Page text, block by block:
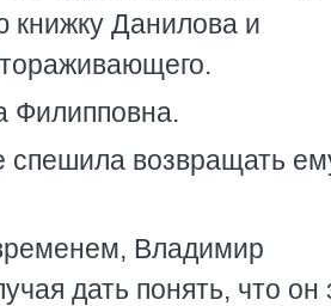
книжку Данилова и
Филипповна.
спешила возвращать
Владимир
дать понять, что он